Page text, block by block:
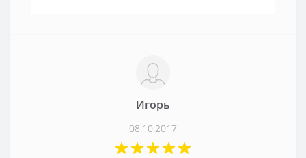
Игорь
08.10.2017